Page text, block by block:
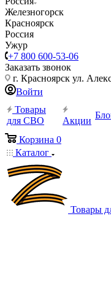
Железногорск
Красноярск
Россия
Ужур
+7 800 600-53-06
Заказать звонок
г. Красноярск ул.
Войти
Товары
для СВО
Акции
Корзина 0
Каталог
Товары